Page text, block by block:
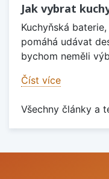
Jak vybrat
Kuchyňská
pomáhá udávat
bychom neměli
Číst více
Všechny články a